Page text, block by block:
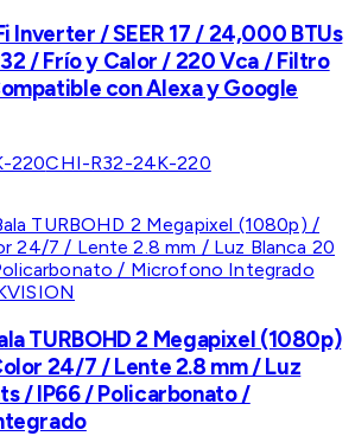
Inverter / SEER 17 / 24,000 BTUs
/ Frío y Calor / 220 Vca / Filtro
con Alexa y Google
220CHI-R32-24K-220
TURBOHD 2 Megapixel (1080p)
24/7 / Lente 2.8 mm / Luz
/ IP66 / Policarbonato /